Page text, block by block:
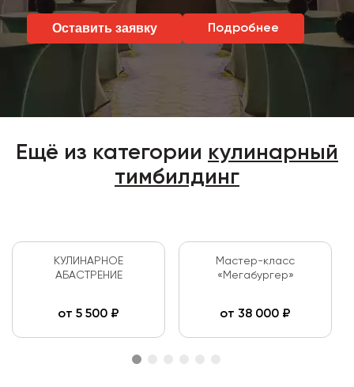
Оставить заявку Подробнее
Ещё из категории кулинарный
тимбилдинг
КУЛИНАРНОЕ
АБАСТРЕНИЕ
от 5 500 ₽
Мастер-класс
«Мегабургер»
от 38 000 ₽